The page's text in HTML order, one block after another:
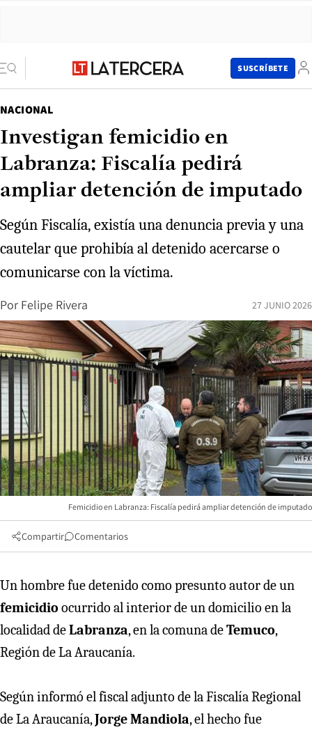
SUSCRÍBETE
NACIONAL
Investigan femicidio en
Labranza: Fiscalía pedirá
ampliar detención de imputado
Según Fiscalía, existía una denuncia previa y una
cautelar que prohibía al detenido acercarse o
comunicarse con la víctima.
Por Felipe Rivera 27 JUNIO 2026
Femicidio en Labranza: Fiscalía pedirá ampliar detención de imputado
Compartir Comentarios
Un hombre fue detenido como presunto autor de un
femicidio ocurrido al interior de un domicilio en la
localidad deLabranza, en la comuna deTemuco,
Región de La Araucanía.
Según informó el fiscal adjunto de la Fiscalía Regional
de La Araucanía,Jorge Mandiola, el hecho fue